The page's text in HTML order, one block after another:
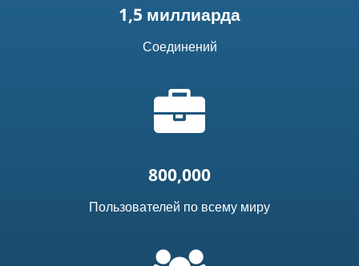
1,5 миллиарда
Соединений
"портфель"
800,000
Пользователей по всему миру